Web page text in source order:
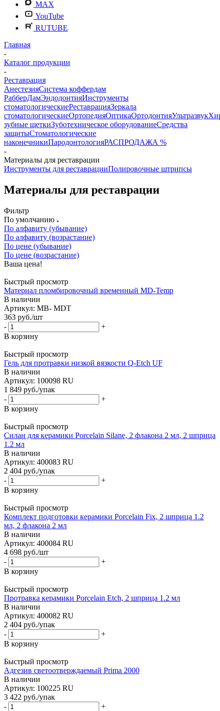
MAX
YouTube
RUTUBE
Главная
-
Каталог продукции
-
Реставрация
АнестезияСистема коффердам
РабберДамЭндодонтияИнструменты
стоматологическиеРеставрацияЗеркала
стоматологическиеОртопедияОптикаОртодонтияУльтразвук
зубные щеткиЗуботехническое оборудованиеСредства
защитыСтоматологические
наконечникиПародонтологияРАСПРОДАЖА %
-
Материалы для реставрации
Инструменты для реставрацииПолировочные штрипсы
Материалы для реставрации
Фильтр
По умолчанию
По алфавиту (убывание)
По алфавиту (возрастание)
По цене (убывание)
По цене (возрастание)
Ваша цена!
Быстрый просмотр
Материал пломбировочный временный MD-Temp
В наличии
Артикул: MB- MDT
363 руб./шт
-
+
В корзину
Быстрый просмотр
Гель для протравки низкой вязкости Q-Etch UF
В наличии
Артикул: 100098 RU
1 849 руб./упак
-
+
В корзину
Быстрый просмотр
Силан для керамики Porcelain Silane, 2 флакона 2 мл, 2 шприца
1.2 мл
В наличии
Артикул: 400083 RU
2 404 руб./упак
-
+
В корзину
Быстрый просмотр
Комплект подготовки керамики Porcelain Fix, 2 шприца 1.2
мл, 2 флакона 2 мл
В наличии
Артикул: 400084 RU
4 698 руб./шт
-
+
В корзину
Быстрый просмотр
Протравка керамики Porcelain Etch, 2 шприца 1.2 мл
В наличии
Артикул: 400082 RU
2 404 руб./упак
-
+
В корзину
Быстрый просмотр
Адгезив светоотверждаемый Prima 2000
В наличии
Артикул: 100225 RU
3 422 руб./упак
-
+